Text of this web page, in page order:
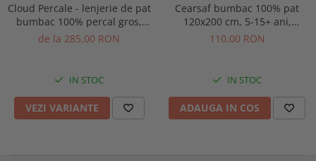
Cloud Percale - lenjerie de pat
bumbac 100% percal gros,
personalizabila pe dimensiuni
de la 285,00 RON
IN STOC
VEZI VARIANTE
Cearsaf bumbac 100% pat
120x200 cm, 5-15+ ani,
culoare crem
110,00 RON
IN STOC
ADAUGA IN COS